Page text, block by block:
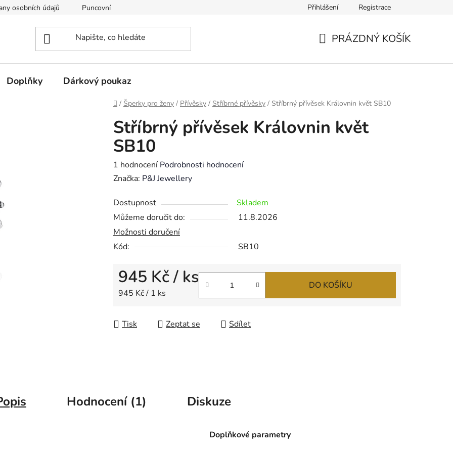
osobních údajů Puncovní značky Výměna zboží a reklamace Kontakt Výběr velikosti
Přihlášení Registrace
PRÁZDNÝ KOŠÍK
Doplňky Dárkový poukaz
Domů
/ Šperky pro ženy / Přívěsky / Stříbrné přívěsky / Stříbrný přívěsek Královnin květ SB10
Stříbrný přívěsek Královnin květ
SB10
Průměrné
hodnocení
je
5,0
z
5
1 hodnocení Podrobnosti hodnocení
Značka: P&J Jewellery
Dostupnost
Skladem
Můžeme doručit do:
11.8.2026
Možnosti doručení
Kód:
SB10
945 Kč/ ks
Měrná cena:
945 Kč / 1 ks
DO KOŠÍKU
Tisk Zeptat se Sdílet
Hodnocení (1) Diskuze
Doplňkové parametry